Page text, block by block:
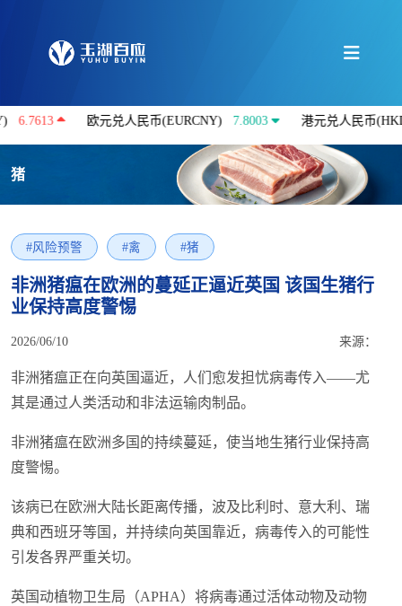
欧元兑人民币(EURCNY) 7.8003 港元兑人民币(HKDCNY)
猪
#风险预警 #禽 #猪
非洲猪瘟在欧洲的蔓延正逼近英国 该国生猪行
业保持高度警惕
2026/06/10 来源：
非洲猪瘟正在向英国逼近，人们愈发担忧病毒传入——尤
其是通过人类活动和非法运输肉制品。
非洲猪瘟在欧洲多国的持续蔓延，使当地生猪行业保持高
度警惕。
该病已在欧洲大陆长距离传播，波及比利时、意大利、瑞
典和西班牙等国，并持续向英国靠近，病毒传入的可能性
引发各界严重关切。
英国动植物卫生局（APHA）将病毒通过活体动物及动物